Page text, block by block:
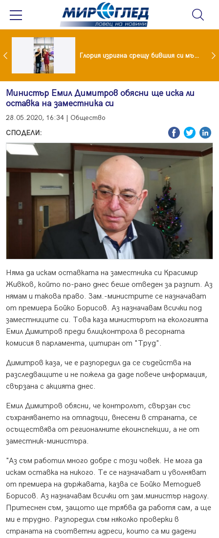
Мария и майка си построиха къща от 8000 стъклени бутилки Глория изригна срещу бившия си мъж: Беше със 120-килограмова жена! Искаше бърза печалба...
Министър Емил Димитров обясни ще иска ли
оставка на заместника си
28.05.2020, 16:34 | Общество
СПОДЕЛИ:
Няма да искам оставката на заместника си Красимир
Живков, който по-рано днес беше отведен за разпит. Аз
нямам и такова право. Зам.-министрите се назначават
от премиера Бойко Борисов. Аз назначавам всички под
заместниците си. Това каза министърът на екологията
Емил Димитров преди блицконтрола в ресорната
комисия в парламента, цитиран от "Труд".
Димитров каза, че е разпоредил да се съдейства на
разследващите и не пожела да даде повече информация,
свързана с акцията днес.
Емил Димитров обясни, че контролът, свързан със
съхраняването на отпадъци, внесени в страната, се
осъществява от регионалните екоинспекции, а не от
заместник-министъра.
"Аз съм работил много добре с този човек. Не мога да
искам оставка на никого. Те се назначават и уволняват
от премиера на държавата, казва се Бойко Методиев
Борисов. Аз назначавам всички от зам.министър надолу.
Притеснен съм, защото ще трябва да работя сам, а ще
ми е трудно. Разпоредил съм няколко проверки в
страната на съответни адреси, които са ми дадени